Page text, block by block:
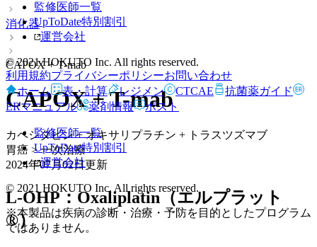
監修医師一覧
UpToDate特別割引
運営会社
© 2021 HOKUTO Inc. All rights reserved.
利用規約プライバシーポリシーお問い合わせ
ホーム
表・計算 レジメン CTCAE
抗菌薬ガイド
ERマニュアル
薬剤情報 ポスト
監修医師一覧
UpToDate特別割引
運営会社
© 2021 HOKUTO Inc. All rights reserved.
※本製品は疾病の診断・治療・予防を目的としたプログラム
ではありません。
消化器
CAPOX + T-mab
CAPOX + T-mab
カペシタビン + オキサリプラチン + トラスツズマブ
胃癌 > 一次治療
2024年07月02日更新
L-OHP：Oxaliplatin（エルプラット
®）